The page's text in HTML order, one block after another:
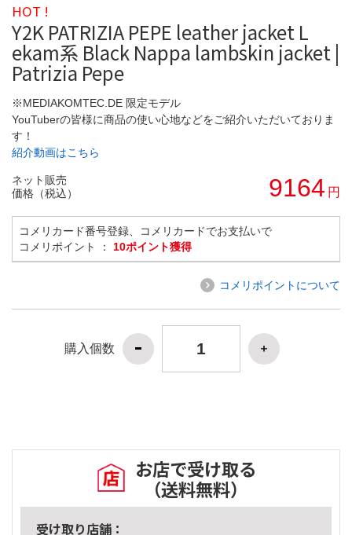
HOT !
Y2K PATRIZIA PEPE leather jacket L
ekam系 Black Nappa lambskin jacket |
Patrizia Pepe
※MEDIAKOMTEC.DE 限定モデル
YouTuberの皆様に商品の使い心地などをご紹介いただいておりま
す！
紹介動画はこちら
ネット販売
価格（税込）
9164 円
コメリカード番号登録、コメリカードでお支払いで
コメリポイント ： 10ポイント獲得
コメリポイントについて
購入個数
お店で受け取る
（送料無料）
受け取り店舗：